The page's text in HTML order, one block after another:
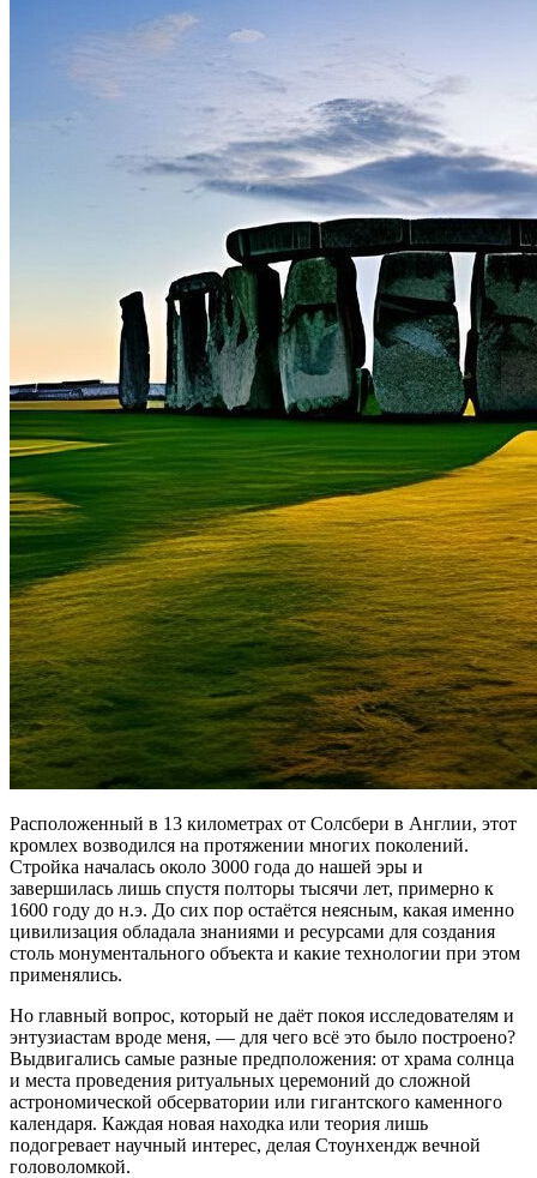
Расположенный в 13 километрах от Солсбери в Англии, этот
кромлех возводился на протяжении многих поколений.
Стройка началась около 3000 года до нашей эры и
завершилась лишь спустя полторы тысячи лет, примерно к
1600 году до н.э. До сих пор остаётся неясным, какая именно
цивилизация обладала знаниями и ресурсами для создания
столь монументального объекта и какие технологии при этом
применялись.
Но главный вопрос, который не даёт покоя исследователям и
энтузиастам вроде меня, — для чего всё это было построено?
Выдвигались самые разные предположения: от храма солнца
и места проведения ритуальных церемоний до сложной
астрономической обсерватории или гигантского каменного
календаря. Каждая новая находка или теория лишь
подогревает научный интерес, делая Стоунхендж вечной
головоломкой.